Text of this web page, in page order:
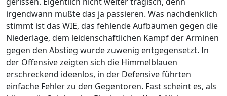
irgendwann mußte das ja passieren. Was nachdenklich
stimmt ist das WIE, das fehlende Aufbäumen gegen die
Niederlage, dem leidenschaftlichen Kampf der Arminen
gegen den Abstieg wurde zuwenig entgegensetzt. In
der Offensive zeigten sich die Himmelblauen
erschreckend ideenlos, in der Defensive führten
einfache Fehler zu den Gegentoren. Fast scheint es, als